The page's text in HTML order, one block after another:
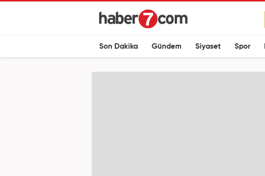
Son Dakika Gündem Siyaset Spor